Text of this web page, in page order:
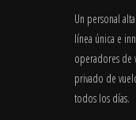
Un personal
línea única e
operadores de
privado de
todos los días.